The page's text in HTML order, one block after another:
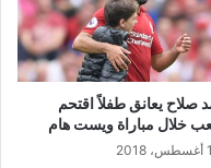
صلاح يعانق طفلاً اقتحم
خلال مباراة ويست هام